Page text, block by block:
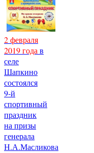
2 февраля
2019 года в
селе
Шапкино
состоялся
9-й
спортивный
праздник
на призы
генерала
Н.А.Масликова